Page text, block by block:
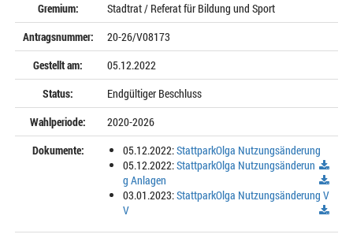
Gremium:
Stadtrat / Referat für Bildung und Sport
Antragsnummer:
20-26/V08173
Gestellt am:
05.12.2022
Status:
Endgültiger Beschluss
Wahlperiode:
2020-2026
Dokumente:
05.12.2022:StattparkOlga Nutzungsänderung
05.12.2022:StattparkOlga Nutzungsänderun
g Anlagen
03.01.2023:StattparkOlga Nutzungsänderung V
V